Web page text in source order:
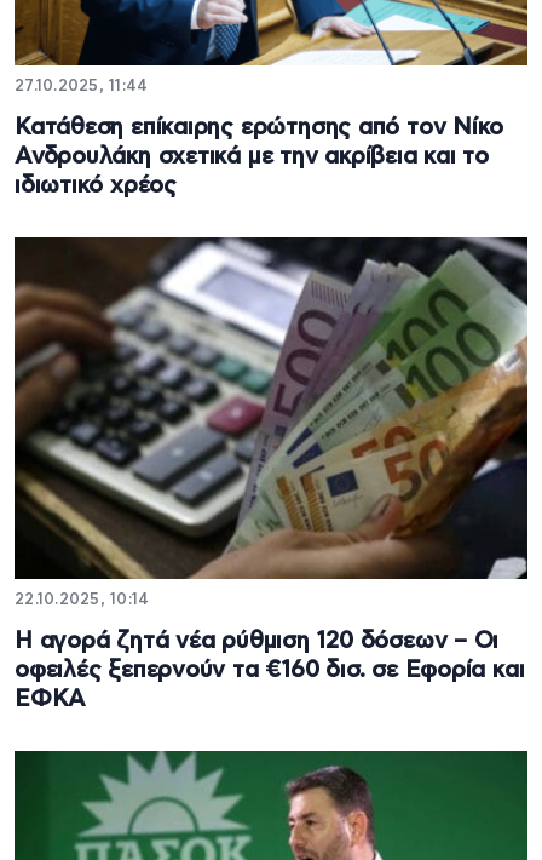
27.10.2025, 11:44
Κατάθεση επίκαιρης ερώτησης από τον Νίκο
Ανδρουλάκη σχετικά με την ακρίβεια και το
ιδιωτικό χρέος
22.10.2025, 10:14
Η αγορά ζητά νέα ρύθμιση 120 δόσεων – Οι
οφειλές ξεπερνούν τα €160 δισ. σε Εφορία και
ΕΦΚΑ